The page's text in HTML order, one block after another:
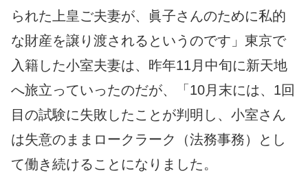
られた上皇ご夫妻が、眞子さんのために私的
な財産を譲り渡されるというのです」東京で
入籍した小室夫妻は、昨年11月中旬に新天地
へ旅立っていったのだが、「10月末には、1回
目の試験に失敗したことが判明し、小室さん
は失意のままロークラーク（法務事務）とし
て働き続けることになりました。